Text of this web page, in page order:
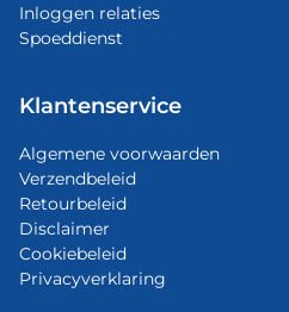
Inloggen relaties
Spoeddienst
Klantenservice
Algemene voorwaarden
Verzendbeleid
Retourbeleid
Disclaimer
Cookiebeleid
Privacyverklaring